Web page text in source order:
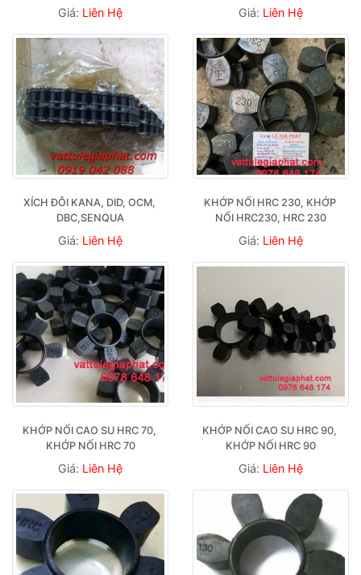
Giá: Liên Hệ Giá: Liên Hệ
XÍCH ĐÔI KANA, DID, OCM,
DBC,SENQUA
Giá: Liên Hệ
KHỚP NỐI HRC 230, KHỚP
NỐI HRC230, HRC 230
Giá: Liên Hệ
KHỚP NỐI CAO SU HRC 70,
KHỚP NỐI HRC 70
Giá: Liên Hệ
KHỚP NỐI CAO SU HRC 90,
KHỚP NỐI HRC 90
Giá: Liên Hệ